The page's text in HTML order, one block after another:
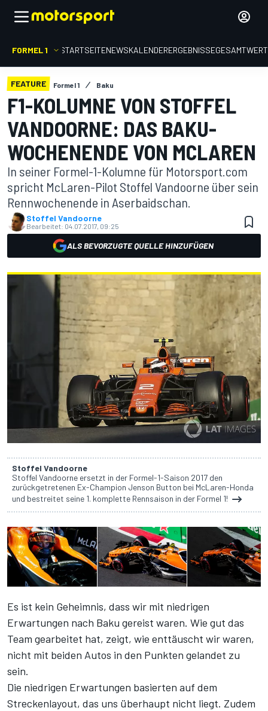
FORMEL 1 STARTSEITENEWSKALENDERERGEBNISSE
FEATURE Formel 1 Baku
F1-KOLUMNE VON STOFFEL
VANDOORNE: DAS BAKU-
WOCHENENDE VON MCLAREN
In seiner Formel-1-Kolumne für Motorsport.com
spricht McLaren-Pilot Stoffel Vandoorne über sein
Rennwochenende in Aserbaidschan.
Stoffel Vandoorne
Bearbeitet: 04.07.2017, 09:25
ALS BEVORZUGTE QUELLE HINZUFÜGEN
Stoffel Vandoorne
Stoffel Vandoorne ersetzt in der Formel-1-Saison 2017 den
zurückgetretenen Ex-Champion Jenson Button bei McLaren-Honda
und bestreitet seine 1. komplette Rennsaison in der Formel 1!
Es ist kein Geheimnis, dass wir mit niedrigen
Erwartungen nach Baku gereist waren. Wie gut das
Team gearbeitet hat, zeigt, wie enttäuscht wir waren,
nicht mit beiden Autos in den Punkten gelandet zu
sein.
Die niedrigen Erwartungen basierten auf dem
Streckenlayout, das uns überhaupt nicht liegt. Zudem